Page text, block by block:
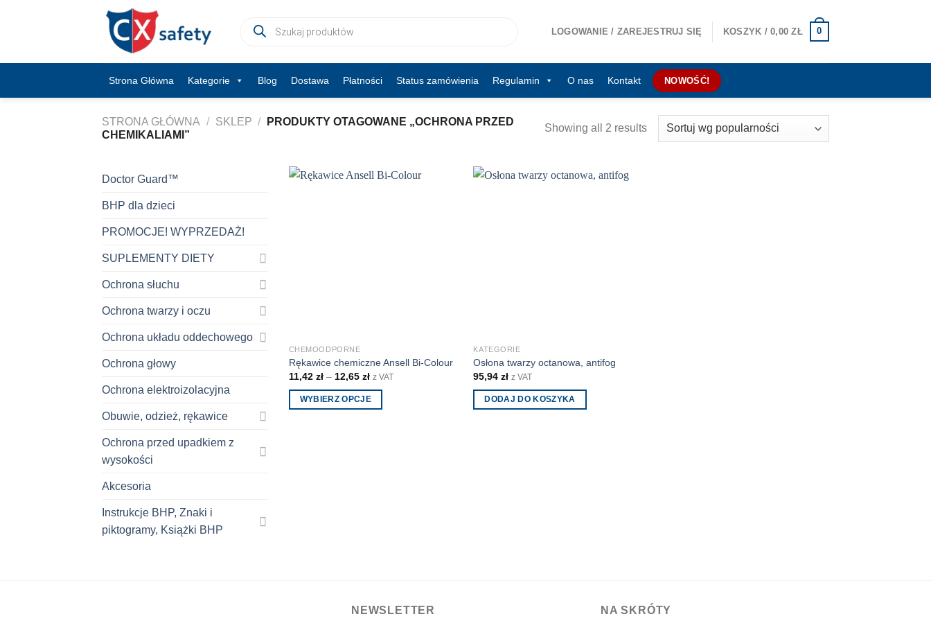
produktów
LOGOWANIE / ZAREJESTRUJ SIĘ KOSZYK /0,00ZŁ 0
Strona Główna Kategorie Blog Dostawa Płatności Status zamówienia Regulamin O nas Kontakt NOWOŚĆ!
STRONA GŁÓWNA / SKLEP /
PRODUKTY OTAGOWANE „OCHRONA PRZED
CHEMIKALIAMI”
Showing all 2 results
Doctor Guard™
BHP dla dzieci
PROMOCJE! WYPRZEDAŻ!
SUPLEMENTY DIETY
Ochrona słuchu
Ochrona twarzy i oczu
Ochrona układu oddechowego
Ochrona głowy
Ochrona elektroizolacyjna
Obuwie, odzież, rękawice
Ochrona przed upadkiem z
wysokości
Akcesoria
Instrukcje BHP, Znaki i
piktogramy, Książki BHP
CHEMOODPORNE
Rękawice chemiczne Ansell Bi-Colour
11,42 zł– 12,65 zł z VAT
WYBIERZ OPCJE
KATEGORIE
Osłona twarzy octanowa, antifog
95,94zł z VAT
DODAJ DO KOSZYKA
NEWSLETTER NA SKRÓTY